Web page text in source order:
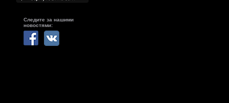
Следите за нашими
новостями: